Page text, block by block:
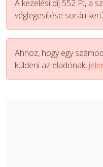
A kezelési díj 552 Ft, a
véglegesítése során
Ahhoz, hogy egy
küldeni az eladónak,